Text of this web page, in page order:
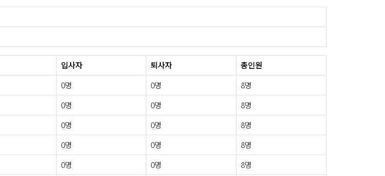
입사자 퇴사자
총인원
0명 0명
8명
0명 0명
8명
0명 0명
8명
0명 0명
8명
0명 0명
8명